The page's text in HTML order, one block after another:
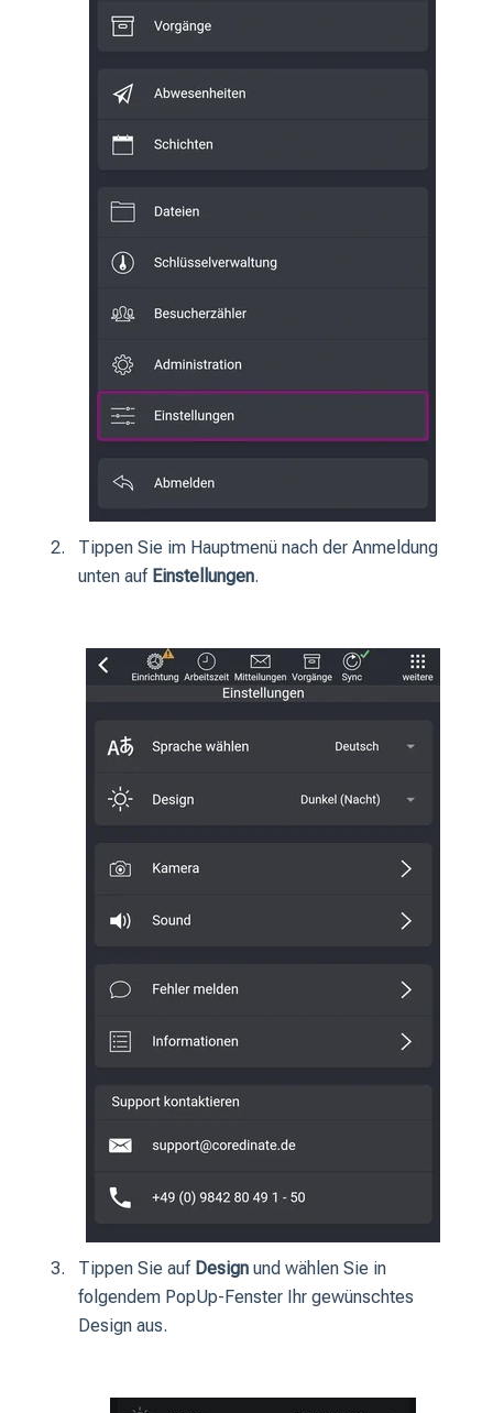
Tippen Sie im Hauptmenü nach der Anmeldung
unten auf Einstellungen.
Tippen Sie auf Design und wählen Sie in
folgendem PopUp-Fenster Ihr gewünschtes
Design aus.